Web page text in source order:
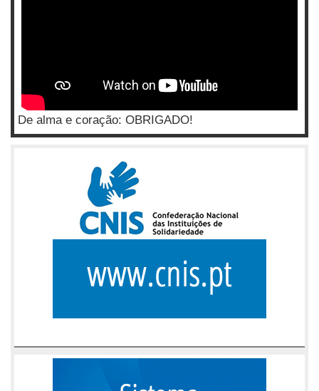
De alma e coração: OBRIGADO!